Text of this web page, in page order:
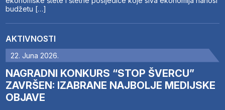
budžetu […]
AKTIVNOSTI
22. Juna 2026.
NAGRADNI KONKURS “STOP ŠVERCU”
ZAVRŠEN: IZABRANE NAJBOLJE MEDIJSKE
OBJAVE